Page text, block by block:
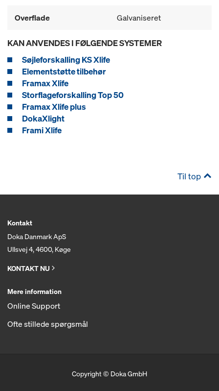
Overflade Galvaniseret
KAN ANVENDES I FØLGENDE SYSTEMER
Søjleforskalling KS Xlife
Elementstøtte tilbehør
Framax Xlife
Storflageforskalling Top 50
Framax Xlife plus
DokaXlight
Frami Xlife
Til top
Kontakt
Doka Danmark ApS
Ullsvej 4, 4600, Køge
KONTAKT NU
Mere information
Online Support
Ofte stillede spørgsmål
Copyright © Doka GmbH